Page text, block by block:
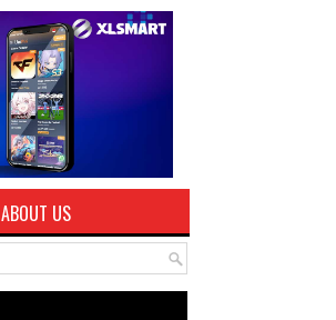
ABOUT US